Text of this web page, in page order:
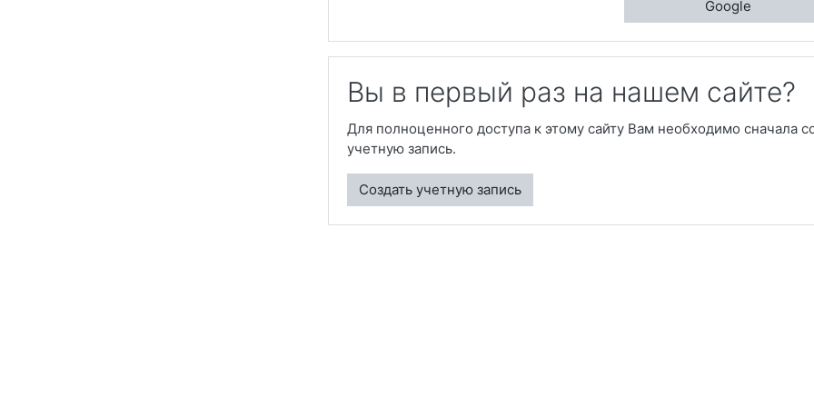
Google
Вы в первый раз на нашем сайте?
Для полноценного доступа к этому сайту Вам необходимо сначала
учетную запись.
Создать учетную запись